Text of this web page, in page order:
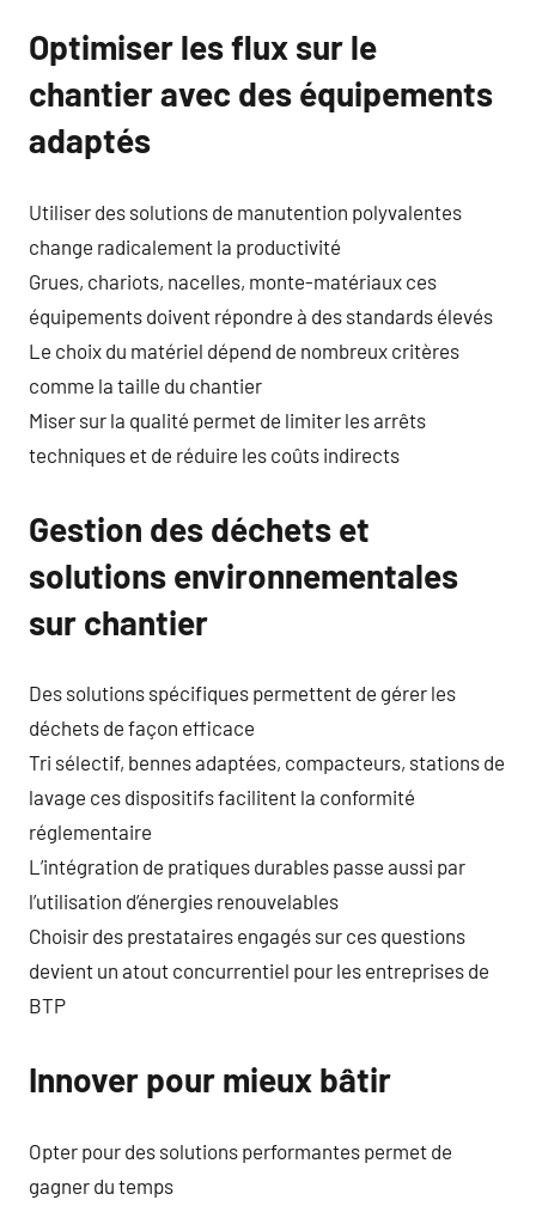
Optimiser les flux sur le
chantier avec des équipements
adaptés
Utiliser des solutions de manutention polyvalentes
change radicalement la productivité
Grues, chariots, nacelles, monte-matériaux ces
équipements doivent répondre à des standards élevés
Le choix du matériel dépend de nombreux critères
comme la taille du chantier
Miser sur la qualité permet de limiter les arrêts
techniques et de réduire les coûts indirects
Gestion des déchets et
solutions environnementales
sur chantier
Des solutions spécifiques permettent de gérer les
déchets de façon efficace
Tri sélectif, bennes adaptées, compacteurs, stations de
lavage ces dispositifs facilitent la conformité
réglementaire
L’intégration de pratiques durables passe aussi par
l’utilisation d’énergies renouvelables
Choisir des prestataires engagés sur ces questions
devient un atout concurrentiel pour les entreprises de
BTP
Innover pour mieux bâtir
Opter pour des solutions performantes permet de
gagner du temps